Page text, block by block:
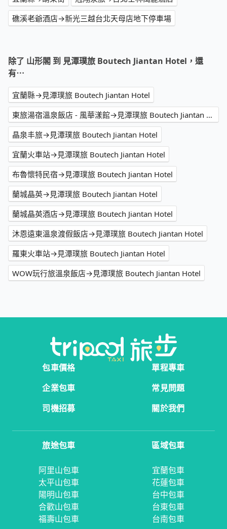
礁溪老爺酒店→新光三越台北天母店地下停車場
除了 山形閣 到 見潭璞旅 Boutech Jiantan Hotel，還
有⋯
宜蘭縣→見潭璞旅 Boutech Jiantan Hotel
東旅湯宿溫泉飯店 - 風華漾館→見潭璞旅 Boutech Jiantan Hotel
晶泉丰旅→見潭璞旅 Boutech Jiantan Hotel
宜蘭火車站→見潭璞旅 Boutech Jiantan Hotel
布魯懷特民宿→見潭璞旅 Boutech Jiantan Hotel
蘭城晶英→見潭璞旅 Boutech Jiantan Hotel
蘭城晶英酒店→見潭璞旅 Boutech Jiantan Hotel
沐恩遠東溫泉渡假飯店→見潭璞旅 Boutech Jiantan Hotel
羅東火車站→見潭璞旅 Boutech Jiantan Hotel
WOW玩行旅溫泉飯店→見潭璞旅 Boutech Jiantan Hotel
包車價格
單程專車
企業包車
常見問題
司機招募
關於我們
旅途包車
阿里山包車
太平山包車
陽明山包車
合歡山包車
福壽山包車
區域包車
宜蘭包車
花蓮包車
台中包車
台東包車
台南包車